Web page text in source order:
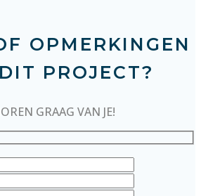
OPMERKINGEN
PROJECT?
GRAAG VAN JE!